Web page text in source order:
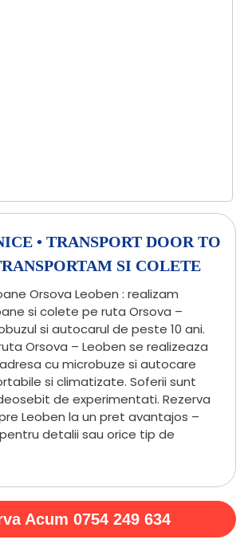
• TRANSPORT DOOR TO
SI COLETE
Orsova Leoben : realizam
si colete pe ruta Orsova –
si autocarul de peste 10 ani.
Orsova – Leoben se realizeaza
cu microbuze si autocare
si climatizate. Soferii sunt
de experimentati. Rezerva
Leoben la un pret avantajos –
detalii sau orice tip de
Acum 0754 249 634